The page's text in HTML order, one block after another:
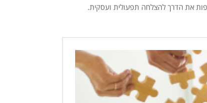
את הדרך להצלחה תפעולית ועסקית.